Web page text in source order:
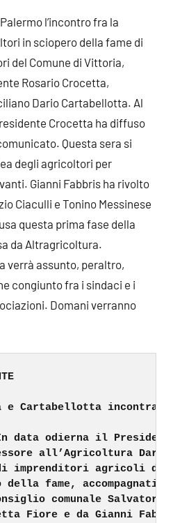
l’incontro fra la
in sciopero della fame di
del Comune di Vittoria,
Rosario Crocetta,
Dario Cartabellotta. Al
Crocetta ha diffuso
Questa sera si
degli agricoltori per
Gianni Fabbris ha rivolto
Ciaculli e Tonino Messinese
questa prima fase della
da Altragricoltura.
verrà assunto, peraltro,
congiunto fra i sindaci e i
Domani verranno
Cartabellotta
data odierna il
all’Agricoltura
di imprenditori agricoli
fame, accompagnati
comunale
Fiore e da Gianni